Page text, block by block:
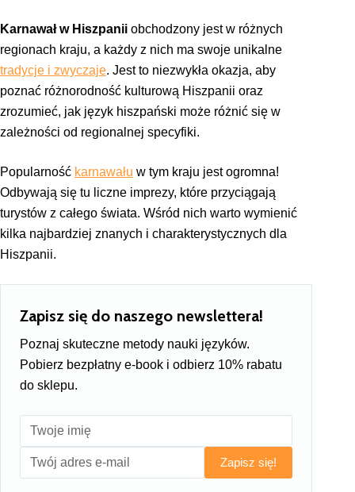
Karnawał w Hiszpanii obchodzony jest w różnych
regionach kraju, a każdy z nich ma swoje unikalne
tradycje i zwyczaje. Jest to niezwykła okazja, aby
poznać różnorodność kulturową Hiszpanii oraz
zrozumieć, jak język hiszpański może różnić się w
zależności od regionalnej specyfiki.
Popularność karnawału w tym kraju jest ogromna!
Odbywają się tu liczne imprezy, które przyciągają
turystów z całego świata. Wśród nich warto wymienić
kilka najbardziej znanych i charakterystycznych dla
Hiszpanii.
Zapisz się do naszego newslettera!
Poznaj skuteczne metody nauki języków.
Pobierz bezpłatny e-book i odbierz 10% rabatu
do sklepu.
Zapisz się!